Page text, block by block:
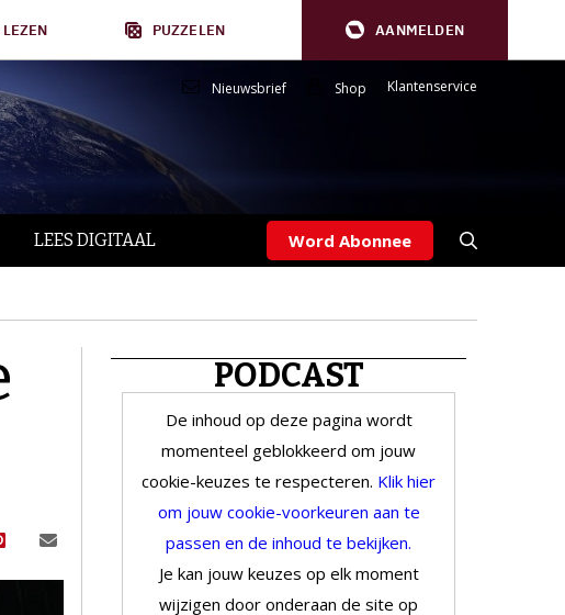
PUZZELEN AANMELDEN
Nieuwsbrief Shop Klantenservice
LEES DIGITAAL Word Abonnee
PODCAST
De inhoud op deze pagina wordt
momenteel geblokkeerd om jouw
cookie-keuzes te respecteren. Klik hier
om jouw cookie-voorkeuren aan te
passen en de inhoud te bekijken.
Je kan jouw keuzes op elk moment
wijzigen door onderaan de site op